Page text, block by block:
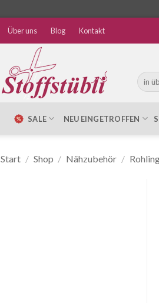
Über uns Blog Kontakt
Suche
nach:
SALE NEU EINGETROFFEN
Start / Shop / Nähzubehör /